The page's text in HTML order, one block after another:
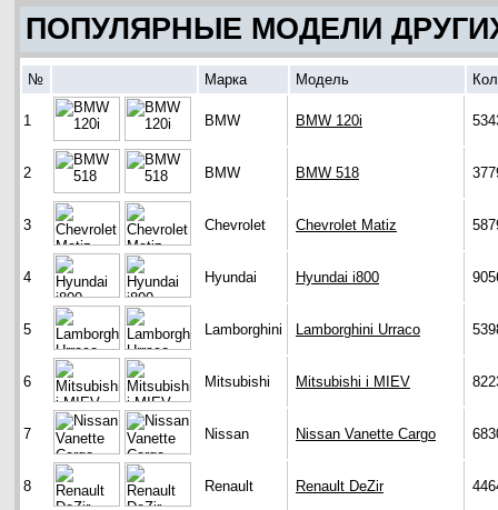
ПОПУЛЯРНЫЕ МОДЕЛИ
№ Марка Модель
1 BMW BMW 120i
2 BMW BMW 518
3 Chevrolet Chevrolet Matiz
4 Hyundai Hyundai i800
5 Lamborghini Lamborghini Urraco
6 Mitsubishi Mitsubishi i MIEV
7 Nissan Nissan Vanette Cargo
8 Renault Renault DeZir